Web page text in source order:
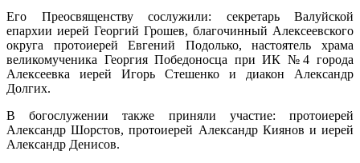
Его Преосвященству сослужили: секретарь Валуйской
епархии иерей Георгий Грошев, благочинный Алексеевского
округа протоиерей Евгений Подолько, настоятель храма
великомученика Георгия Победоносца при ИК №4 города
Алексеевка иерей Игорь Стешенко и диакон Александр
Долгих.
В богослужении также приняли участие: протоиерей
Александр Шорстов, протоиерей Александр Киянов и иерей
Александр Денисов.